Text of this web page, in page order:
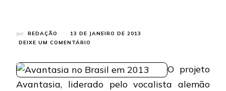
por REDAÇÃO
13 DE JANEIRO DE 2013
DEIXE UM COMENTÁRIO
ÚNICA
NO
BRASIL
O projeto
Avantasia, liderado pelo vocalista alemão